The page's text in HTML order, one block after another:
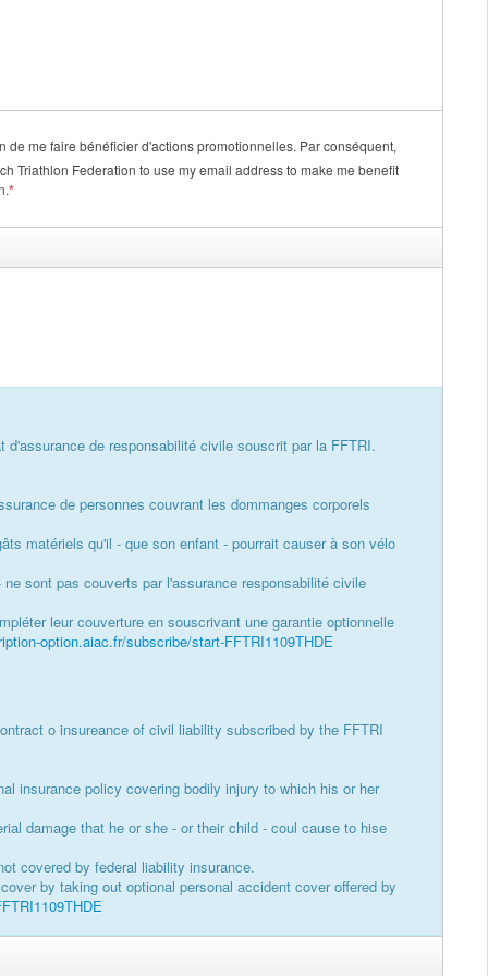
*
de responsabilité civile souscrit par la FFTRI.
de personnes couvrant les dommanges corporels
matériels qu'il - que son enfant - pourrait causer à son vélo
sont pas couverts par l'assurance responsabilité civile
leur couverture en souscrivant une garantie optionnelle
option.aiac.fr/subscribe/start-FFTRI1109THDE
o insureance of civil liability subscribed by the FFTRI
insurance policy covering bodily injury to which his or her
damage that he or she - or their child - coul cause to hise
covered by federal liability insurance.
by taking out optional personal accident cover offered by